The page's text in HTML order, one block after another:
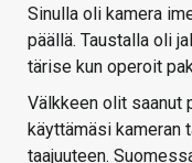
Sinulla oli kamera
päällä. Taustalla oli
tärise kun operoit
Välkkeen olit saanut
käyttämäsi kameran
taajuuteen.